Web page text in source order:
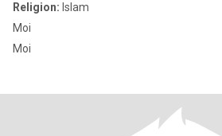
Religion: Islam
Moi
Moi